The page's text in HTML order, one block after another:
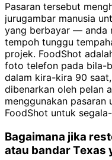
Pasaran tersebut
jurugambar manusia
yang berbayar — anda
tempoh tunggu
projek. FoodShot
foto telefon pada bila-
dalam kira-kira 90
dibenarkan oleh pelan
menggunakan pasaran
FoodShot untuk
Bagaimana jika
atau bandar Texas